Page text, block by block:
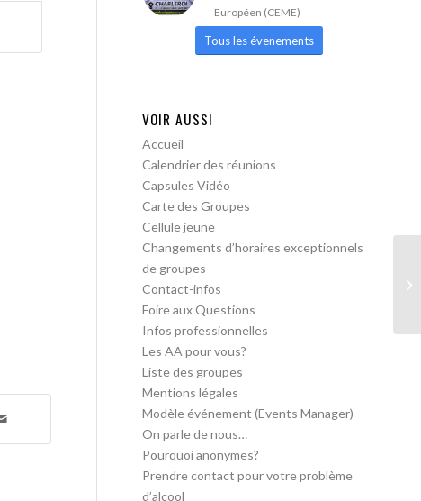
Européen (CEME)
Tous les évenements
VOIR AUSSI
Accueil
Calendrier des réunions
Capsules Vidéo
Carte des Groupes
Cellule jeune
Changements d’horaires exceptionnels
de groupes
Contact-infos
Foire aux Questions
Infos professionnelles
Les AA pour vous?
Liste des groupes
Mentions légales
Modèle événement (Events Manager)
On parle de nous…
Pourquoi anonymes?
Prendre contact pour votre problème
d’alcool